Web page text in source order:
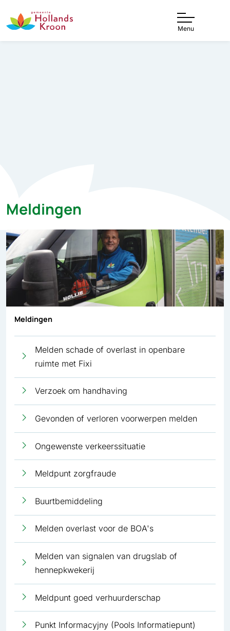
Menu
Meldingen
Meldingen
Melden schade of overlast in openbare
ruimte met Fixi
Verzoek om handhaving
Gevonden of verloren voorwerpen melden
Ongewenste verkeerssituatie
Meldpunt zorgfraude
Buurtbemiddeling
Melden overlast voor de BOA's
Melden van signalen van drugslab of
hennepkwekerij
Meldpunt goed verhuurderschap
Punkt Informacyjny (Pools Informatiepunt)